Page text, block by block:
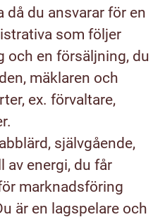
då du ansvarar för en
som följer
och en försäljning, du
mäklaren och
ex. förvaltare,
självgående,
av energi, du får
marknadsföring
är en lagspelare och